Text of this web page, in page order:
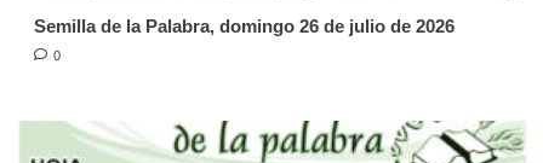
Semilla de la Palabra, domingo 26 de julio de 2026
0